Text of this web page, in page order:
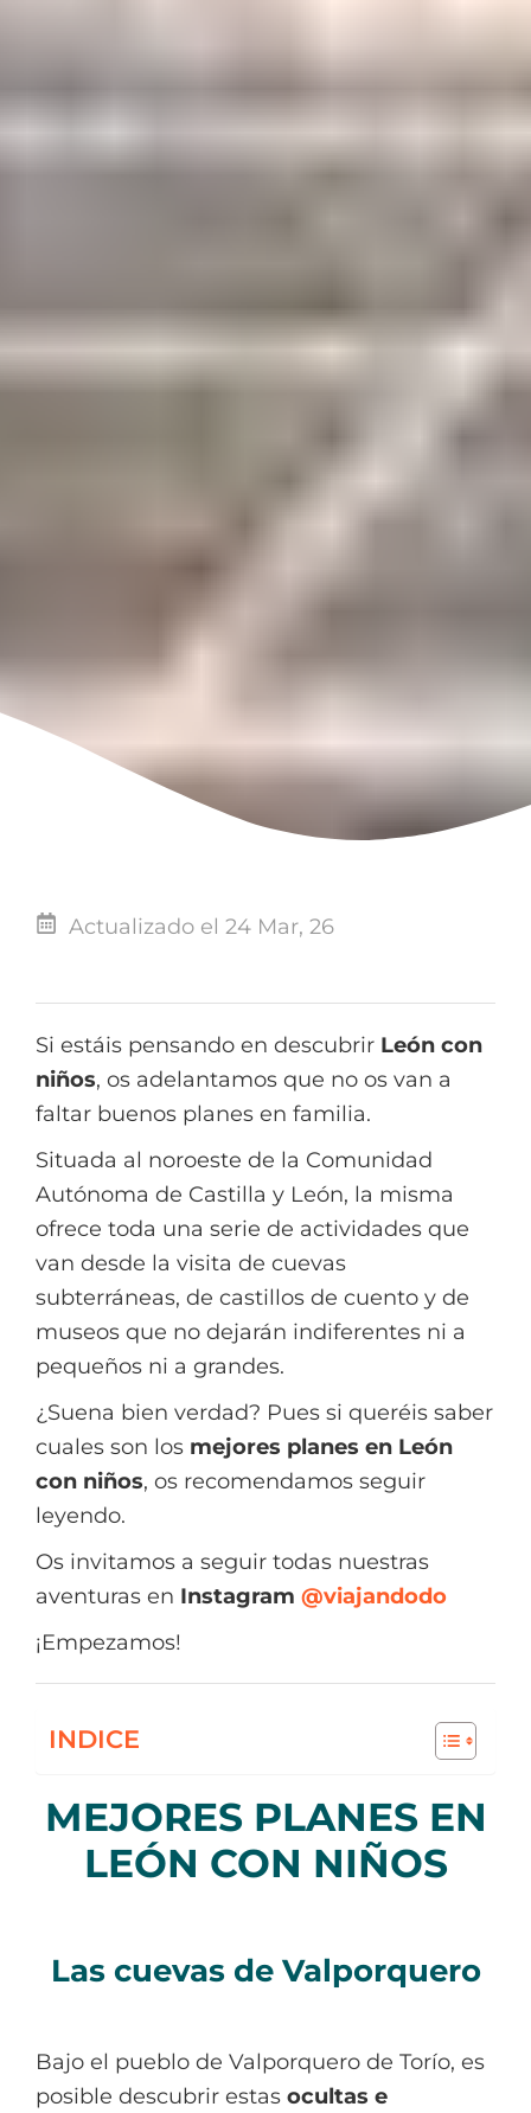
Actualizado el 24 Mar, 26
Si estáis pensando en descubrir León con
niños, os adelantamos que no os van a
faltar buenos planes en familia.
Situada al noroeste de la Comunidad
Autónoma de Castilla y León, la misma
ofrece toda una serie de actividades que
van desde la visita de cuevas
subterráneas, de castillos de cuento y de
museos que no dejarán indiferentes ni a
pequeños ni a grandes.
¿Suena bien verdad? Pues si queréis saber
cuales son los mejores planes en León
con niños, os recomendamos seguir
leyendo.
Os invitamos a seguir todas nuestras
aventuras en Instagram @viajandodo
¡Empezamos!
INDICE
MEJORES PLANES EN
LEÓN CON NIÑOS
Las cuevas de Valporquero
Bajo el pueblo de Valporquero de Torío, es
posible descubrir estas ocultas e